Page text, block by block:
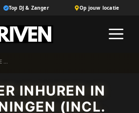
Top DJ & Zanger Op jouw locatie
ZANGER BOEKEN IN {NL-100}
INHUREN IN
(INCL.